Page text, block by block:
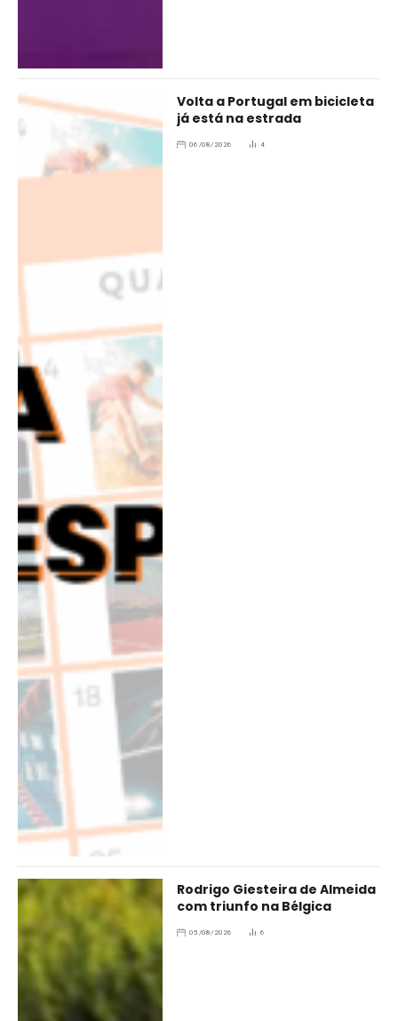
Volta a Portugal em bicicleta
já está na estrada
06/08/2026 4
Rodrigo Giesteira de Almeida
com triunfo na Bélgica
05/08/2026 6